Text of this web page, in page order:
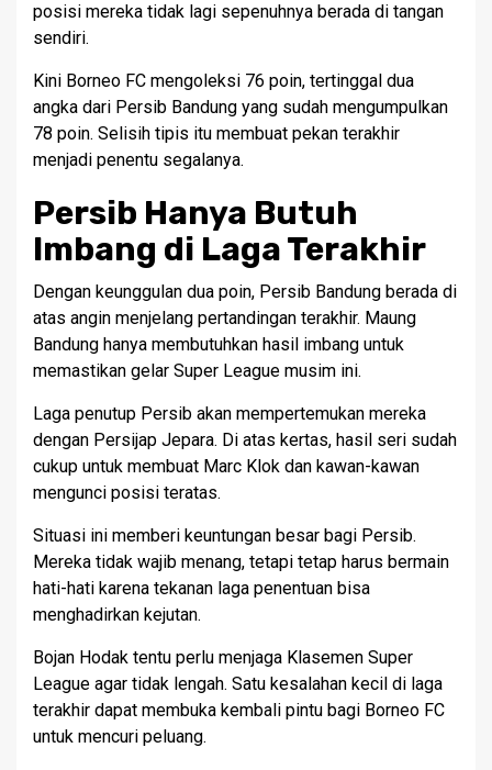
posisi mereka tidak lagi sepenuhnya berada di tangan
sendiri.
Kini Borneo FC mengoleksi 76 poin, tertinggal dua
angka dari Persib Bandung yang sudah mengumpulkan
78 poin. Selisih tipis itu membuat pekan terakhir
menjadi penentu segalanya.
Persib Hanya Butuh
Imbang di Laga Terakhir
Dengan keunggulan dua poin, Persib Bandung berada di
atas angin menjelang pertandingan terakhir. Maung
Bandung hanya membutuhkan hasil imbang untuk
memastikan gelar Super League musim ini.
Laga penutup Persib akan mempertemukan mereka
dengan Persijap Jepara. Di atas kertas, hasil seri sudah
cukup untuk membuat Marc Klok dan kawan-kawan
mengunci posisi teratas.
Situasi ini memberi keuntungan besar bagi Persib.
Mereka tidak wajib menang, tetapi tetap harus bermain
hati-hati karena tekanan laga penentuan bisa
menghadirkan kejutan.
Bojan Hodak tentu perlu menjaga Klasemen Super
League agar tidak lengah. Satu kesalahan kecil di laga
terakhir dapat membuka kembali pintu bagi Borneo FC
untuk mencuri peluang.